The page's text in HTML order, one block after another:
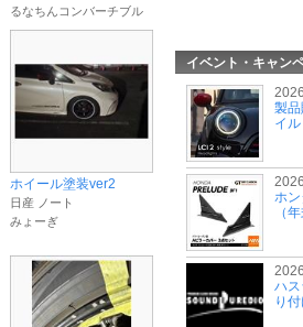
るなちんコンバーチブル
ホイール塗装ver2
日産 ノート
みょーぎ
イベント・キャン
製
イ
ホ
（
ハ
り